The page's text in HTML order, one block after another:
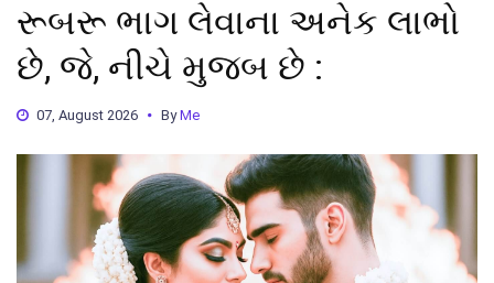
રૂબરૂ ભાગ લેવાના અનેક લાભો
છે, જે, નીચે મુજબ છે :
07, August 2026 ByMe